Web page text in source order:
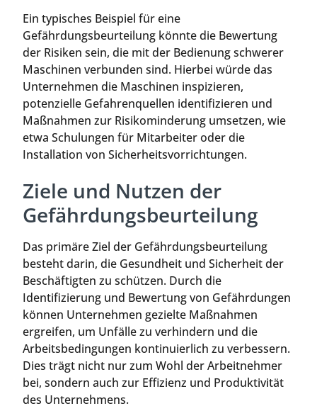
Ein typisches Beispiel für eine
Gefährdungsbeurteilung könnte die Bewertung
der Risiken sein, die mit der Bedienung schwerer
Maschinen verbunden sind. Hierbei würde das
Unternehmen die Maschinen inspizieren,
potenzielle Gefahrenquellen identifizieren und
Maßnahmen zur Risikominderung umsetzen, wie
etwa Schulungen für Mitarbeiter oder die
Installation von Sicherheitsvorrichtungen.
Ziele und Nutzen der
Gefährdungsbeurteilung
Das primäre Ziel der Gefährdungsbeurteilung
besteht darin, die Gesundheit und Sicherheit der
Beschäftigten zu schützen. Durch die
Identifizierung und Bewertung von Gefährdungen
können Unternehmen gezielte Maßnahmen
ergreifen, um Unfälle zu verhindern und die
Arbeitsbedingungen kontinuierlich zu verbessern.
Dies trägt nicht nur zum Wohl der Arbeitnehmer
bei, sondern auch zur Effizienz und Produktivität
des Unternehmens.